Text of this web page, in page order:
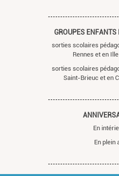
GROUPES ENFANTS
sorties scolaires
Rennes et en
sorties scolaires
Saint-Brieuc et en
En
En plein